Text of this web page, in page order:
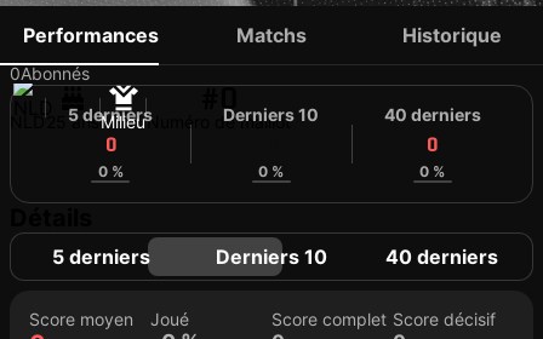
LUC DE KRUIJS
0Abonnés
25 ansMilieuNuméro de maillot
Performances Matchs Historique
5 derniers
0
0 %
Derniers 10
0 %
40 derniers
0
0 %
5 derniers Derniers 10 40 derniers
Score moyen Joué Score complet Score décisif